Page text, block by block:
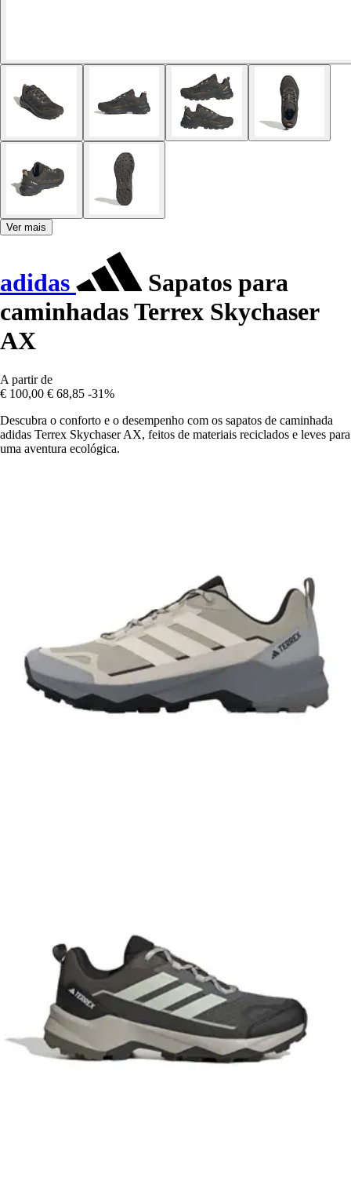
Ver mais
adidas
Sapatos para
caminhadas Terrex Skychaser
AX
A partir de
€ 100,00 € 68,85 -31%
Descubra o conforto e o desempenho com os sapatos de caminhada
adidas Terrex Skychaser AX, feitos de materiais reciclados e leves para
uma aventura ecológica.